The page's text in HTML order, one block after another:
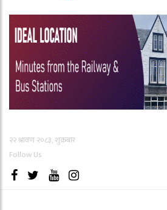
२२ श्रावण २०८३, शुक्रबार
Follow Us